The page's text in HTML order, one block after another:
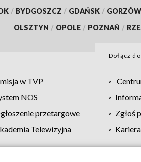
/ BYDGOSZCZ / GDAŃSK /
OLSZTYN / OPOLE / POZNAŃ /
Dołącz
w TVP
NOS
przetargowe Zgłoś
Telewizyjna